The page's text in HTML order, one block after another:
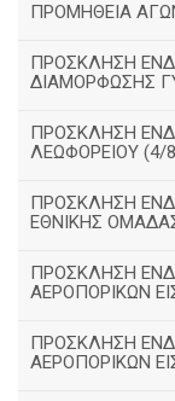
ΠΡΟΜΗΘΕΙΑ
ΠΡΟΣΚΛΗΣΗ
ΔΙΑΜΟΡΦΩΣΗΣ
ΠΡΟΣΚΛΗΣΗ
ΛΕΩΦΟΡΕΙΟΥ (4/
ΠΡΟΣΚΛΗΣΗ
ΕΘΝΙΚΗΣ
ΠΡΟΣΚΛΗΣΗ
ΑΕΡΟΠΟΡΙΚΩΝ
ΠΡΟΣΚΛΗΣΗ
ΑΕΡΟΠΟΡΙΚΩΝ